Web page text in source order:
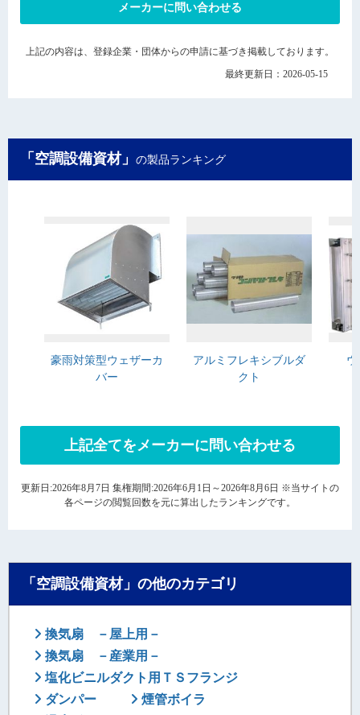
メーカーに問い合わせる
上記の内容は、登録企業・団体からの申請に基づき掲載しております。
最終更新日：2026-05-15
「空調設備資材」 の製品ランキング
豪雨対策型ウェザーカ
バー
アルミフレキシブルダ
クト
上記全てをメーカーに問い合わせる
更新日:2026年8月7日 集権期間:2026年6月1日～2026年8月6日 ※当サイトの
各ページの閲覧回数を元に算出したランキングです。
「空調設備資材」の他のカテゴリ
換気扇 －屋上用－
換気扇 －産業用－
塩化ビニルダクト用ＴＳフランジ
ダンパー
煙管ボイラ